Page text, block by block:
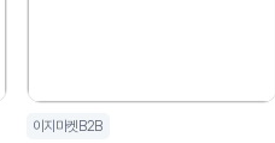
이지마켓B2B